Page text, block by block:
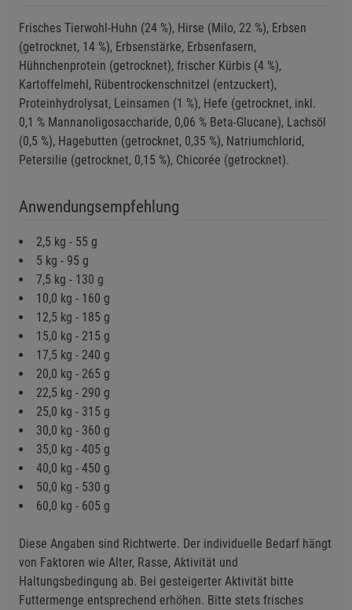
Frisches Tierwohl-Huhn (24 %), Hirse (Milo, 22 %), Erbsen
(getrocknet, 14 %), Erbsenstärke, Erbsenfasern,
Hühnchenprotein (getrocknet), frischer Kürbis (4 %),
Kartoffelmehl, Rübentrockenschnitzel (entzuckert),
Proteinhydrolysat, Leinsamen (1 %), Hefe (getrocknet, inkl.
0,1 % Mannanoligosaccharide, 0,06 % Beta-Glucane), Lachsöl
(0,5 %), Hagebutten (getrocknet, 0,35 %), Natriumchlorid,
Petersilie (getrocknet, 0,15 %), Chicorée (getrocknet).
Anwendungsempfehlung
2,5 kg - 55 g
5 kg - 95 g
7,5 kg - 130 g
10,0 kg - 160 g
12,5 kg - 185 g
15,0 kg - 215 g
17,5 kg - 240 g
20,0 kg - 265 g
22,5 kg - 290 g
25,0 kg - 315 g
30,0 kg - 360 g
35,0 kg - 405 g
40,0 kg - 450 g
50,0 kg - 530 g
60,0 kg - 605 g
Diese Angaben sind Richtwerte. Der individuelle Bedarf hängt
von Faktoren wie Alter, Rasse, Aktivität und
Haltungsbedingung ab. Bei gesteigerter Aktivität bitte
Futtermenge entsprechend erhöhen. Bitte stets frisches
Beschreibung Funktionale Cookies
Cookie-Informationenanzeigen
Statistik Cookies (2) Statistik Cookies
Beschreibung Statistik Cookies
Cookie-Informationenanzeigen
Marketing Cookies (3)
Beschreibung Marketing Cookies